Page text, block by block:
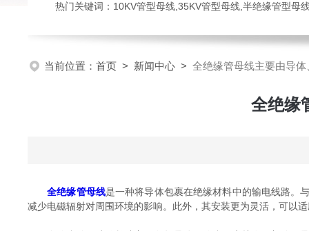
热门关键词：10KV管型母线,35KV管型母线,半绝缘管型母
当前位置： 首页 > 新闻中心 > 全绝缘管母线主要由导
全绝缘
全绝缘管母线是一种将导体包裹在绝缘材料中的输电线路。
减少电磁辐射对周围环境的影响。此外，其安装更为灵活，可以